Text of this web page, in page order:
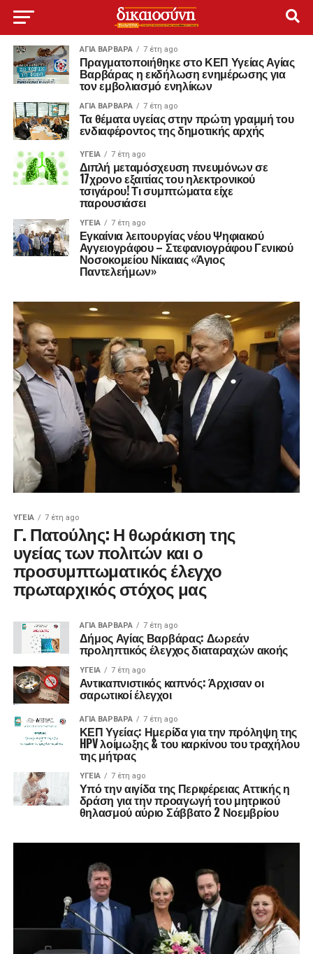
ΑΓΙΑ ΒΑΡΒΑΡΑ 7 έτη ago
Πραγματοποιήθηκε στο ΚΕΠ Υγείας Αγίας
Βαρβάρας η εκδήλωση ενημέρωσης για
τον εμβολιασμό ενηλίκων
ΑΓΙΑ ΒΑΡΒΑΡΑ 7 έτη ago
Τα θέματα υγείας στην πρώτη γραμμή του
ενδιαφέροντος της δημοτικής αρχής
ΥΓΕΊΑ 7 έτη ago
Διπλή μεταμόσχευση πνευμόνων σε
17χρονο εξαιτίας του ηλεκτρονικού
τσιγάρου! Τι συμπτώματα είχε
παρουσιάσει
ΥΓΕΊΑ 7 έτη ago
Εγκαίνια λειτουργίας νέου Ψηφιακού
Αγγειογράφου – Στεφανιογράφου Γενικού
Νοσοκομείου Νίκαιας «Άγιος
Παντελεήμων»
ΥΓΕΊΑ 7 έτη ago
Γ. Πατούλης: Η θωράκιση της
υγείας των πολιτών και ο
προσυμπτωματικός έλεγχο
πρωταρχικός στόχος μας
ΑΓΙΑ ΒΑΡΒΑΡΑ 7 έτη ago
Δήμος Αγίας Βαρβάρας: Δωρεάν
προληπτικός έλεγχος διαταραχών ακοής
ΥΓΕΊΑ 7 έτη ago
Αντικαπνιστικός καπνός: Άρχισαν οι
σαρωτικοί έλεγχοι
ΑΓΙΑ ΒΑΡΒΑΡΑ 7 έτη ago
ΚΕΠ Υγείας: Ημερίδα για την πρόληψη της
HPV λοίμωξης & του καρκίνου του τραχήλου
της μήτρας
ΥΓΕΊΑ 7 έτη ago
Υπό την αιγίδα της Περιφέρειας Αττικής η
δράση για την προαγωγή του μητρικού
θηλασμού αύριο Σάββατο 2 Νοεμβρίου